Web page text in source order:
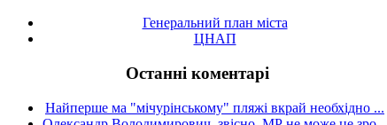
Генеральний план міста
ЦНАП
Останні коментарі
Найперше ма "мічурінському" пляжі вкрай необхідно ...